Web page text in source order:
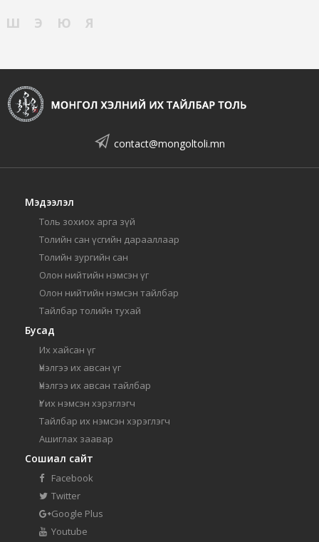
Ш
Э Ю Я
contact@mongoltoli.mn
Мэдээлэл
Толь зохиох арга зүй
Толийн сан үсгийн дарааллаар
Толийн зургийн сан
Олон нийтийн нэмсэн үг
Олон нийтийн нэмсэн тайлбар
Тайлбар толийн тухай
Бусад
Их хайсан үг
Үнэлгээ их авсан үг
Үнэлгээ их авсан тайлбар
Үг их нэмсэн хэрэглэгч
Тайлбар их нэмсэн хэрэглэгч
Ашиглах заавар
Сошиал сайт
Facebook
Twitter
Google Plus
Youtube